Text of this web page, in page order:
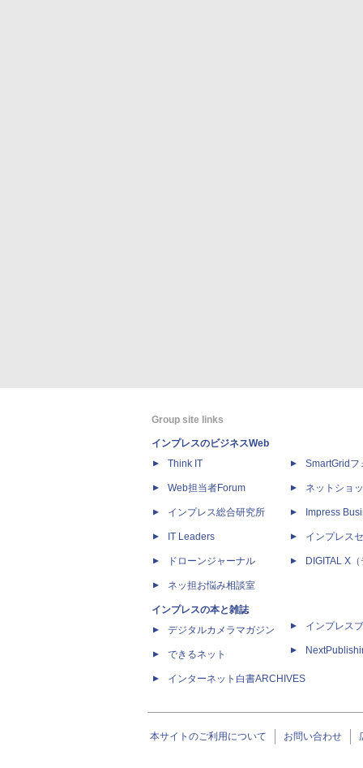
Group site links
インプレスのビジネスWeb
Think IT
Web担当者Forum
インプレス総合研究所
IT Leaders
ドローンジャーナル
ネッ担お悩み相談室
インプレスの本と雑誌
デジタルカメラマガジン
できるネット
インターネット白書ARCHIVES
SmartGridフ
ネットショ
Impress
インプレス
DIGITAL X
インプレス
本サイトのご利用について お問い合わせ